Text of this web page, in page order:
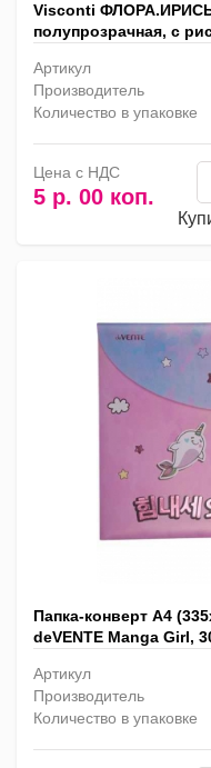
Visconti
полупрозрачная, с
Артикул
Производитель
Количество в упаковке
Цена с НДС
5 р. 00 коп.
Папка-конверт А4
deVENTE Manga Girl,
Артикул
Производитель
Количество в упаковке